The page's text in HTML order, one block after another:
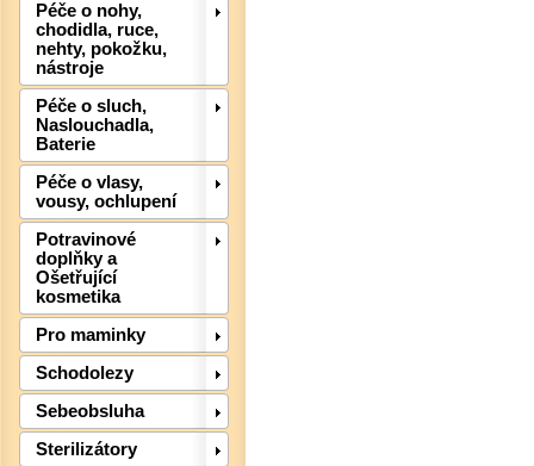
Péče o nohy,
chodidla, ruce,
nehty, pokožku,
nástroje
Péče o sluch,
Naslouchadla,
Baterie
Péče o vlasy,
vousy, ochlupení
Potravinové
doplňky a
Ošetřující
kosmetika
Pro maminky
Schodolezy
Sebeobsluha
Sterilizátory